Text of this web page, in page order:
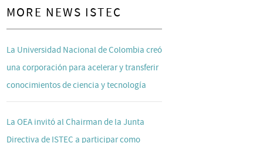
MORE NEWS ISTEC
La Universidad Nacional de Colombia creó
una corporación para acelerar y transferir
conocimientos de ciencia y tecnología
La OEA invitó al Chairman de la Junta
Directiva de ISTEC a participar como